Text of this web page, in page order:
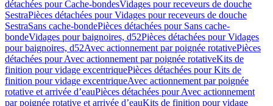
détachées pour Cache-bondesVidages pour receveurs de douche
SestraPièces détachées pour Vidages pour receveurs de douche
SestraSans cache-bondePièces détachées pour Sans cache-
bondeVidages pour baignoires, d52Pièces détachées pour Vidages
pour baignoires, d52Avec actionnement par poignée rotativePièces
détachées pour Avec actionnement par poignée rotativeKits de
finition pour vidage excentriquePièces détachées pour Kits de
finition pour vidage excentriqueAvec actionnement par poignée
rotative et arrivée d’eauPièces détachées pour Avec actionnement
par poignée rotative et arrivée d’eauKits de finition pour vidage